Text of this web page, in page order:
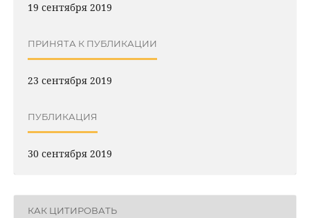
19 сентября 2019
ПРИНЯТА К ПУБЛИКАЦИИ
23 сентября 2019
ПУБЛИКАЦИЯ
30 сентября 2019
КАК ЦИТИРОВАТЬ